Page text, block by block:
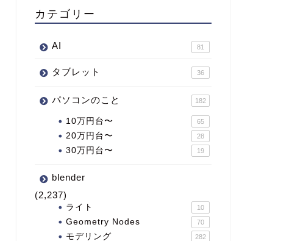
カテゴリー
AI 81
タブレット 36
パソコンのこと 182
10万円台〜 65
20万円台〜 28
30万円台〜 19
blender
(2,237)
ライト 10
Geometry Nodes 70
モデリング 282